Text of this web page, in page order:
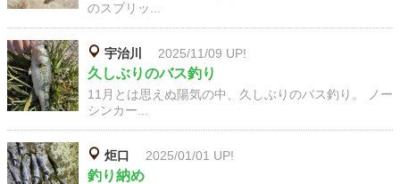
のスプリッ...
宇治川 2025/11/09 UP!
久しぶりのバス釣り
11月とは思えぬ陽気の中、久しぶりのバス釣り。 ノー
シンカー...
炬口 2025/01/01 UP!
釣り納め